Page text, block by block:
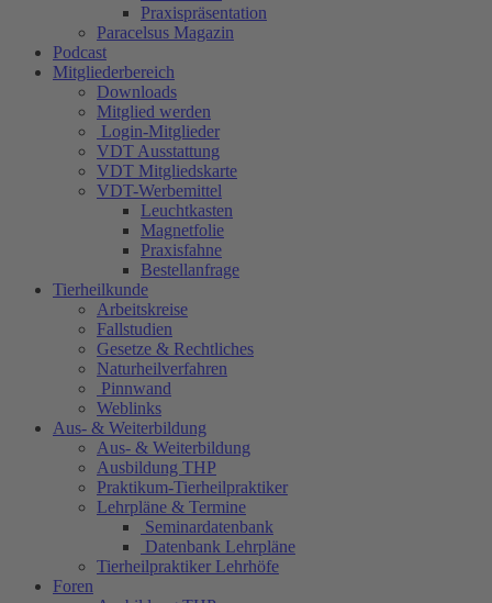
Praxispräsentation
Paracelsus Magazin
Podcast
Mitgliederbereich
Downloads
Mitglied werden
Login-Mitglieder
VDT Ausstattung
VDT Mitgliedskarte
VDT-Werbemittel
Leuchtkasten
Magnetfolie
Praxisfahne
Bestellanfrage
Tierheilkunde
Arbeitskreise
Fallstudien
Gesetze & Rechtliches
Naturheilverfahren
Pinnwand
Weblinks
Aus- & Weiterbildung
Aus- & Weiterbildung
Ausbildung THP
Praktikum-Tierheilpraktiker
Lehrpläne & Termine
Seminardatenbank
Datenbank Lehrpläne
Tierheilpraktiker Lehrhöfe
Foren